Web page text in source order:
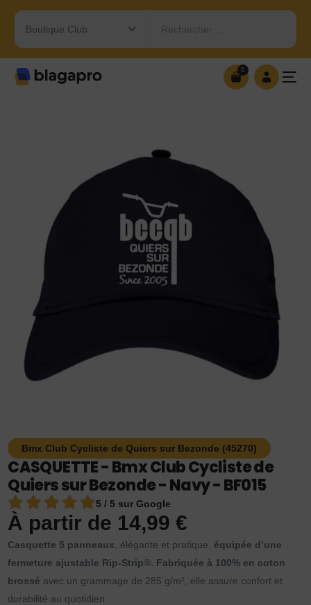
Rechercher…
0
Bmx Club Cycliste de Quiers sur Bezonde (45270)
CASQUETTE - Bmx Club Cycliste de
Quiers sur Bezonde - Navy - BF015
5 / 5 sur Google
À partir de 14,99€
Casquette 5 panneaux , élégante et pratique, équipée d’une
fermeture ajustable Rip-Strip®. Fabriquée à 100% en coton
brossé avec un grammage de 285 g/m², elle assure confort et
durabilité au quotidien.